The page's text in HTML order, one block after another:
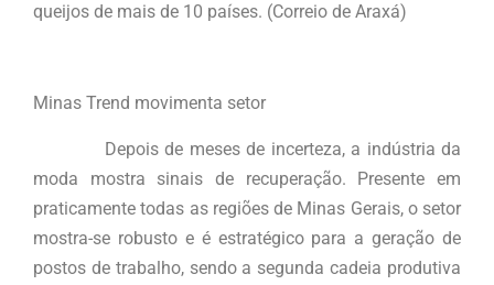
queijos de mais de 10 países. (Correio de Araxá)
Minas Trend movimenta setor
Depois de meses de incerteza, a indústria da
moda mostra sinais de recuperação. Presente em
praticamente todas as regiões de Minas Gerais, o setor
mostra-se robusto e é estratégico para a geração de
postos de trabalho, sendo a segunda cadeia produtiva